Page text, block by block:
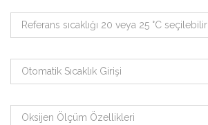
Referans sıcaklığı 20 veya 25 °C seçilebilir
Otomatik Sıcaklık Girişi
Oksijen Ölçüm Özellikleri